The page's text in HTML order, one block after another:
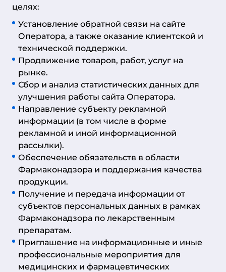
целях:
Установление обратной связи на сайте
Оператора, а также оказание клиентской и
технической поддержки.
Продвижение товаров, работ, услуг на
рынке.
Сбор и анализ статистических данных для
улучшения работы сайта Оператора.
Направление субъекту рекламной
информации (в том числе в форме
рекламной и иной информационной
рассылки).
Обеспечение обязательств в области
Фармаконадзора и поддержания качества
продукции.
Получение и передача информации от
субъектов персональных данных в рамках
Фармаконадзора по лекарственным
препаратам.
Приглашение на информационные и иные
профессиональные мероприятия для
медицинских и фармацевтических